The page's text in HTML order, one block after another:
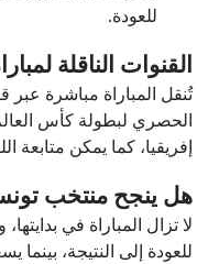
للعودة.
القنوات الناقلة
تُنقل المباراة مباشرة عبر
إفريقيا، كما يمكن متابعة
هل ينجح منتخب
لا تزال المباراة في
للعودة إلى النتيجة،